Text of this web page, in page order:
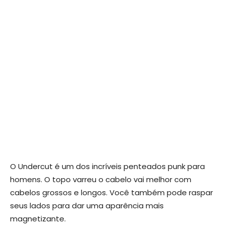
O Undercut é um dos incríveis penteados punk para
homens. O topo varreu o cabelo vai melhor com
cabelos grossos e longos. Você também pode raspar
seus lados para dar uma aparência mais
magnetizante.